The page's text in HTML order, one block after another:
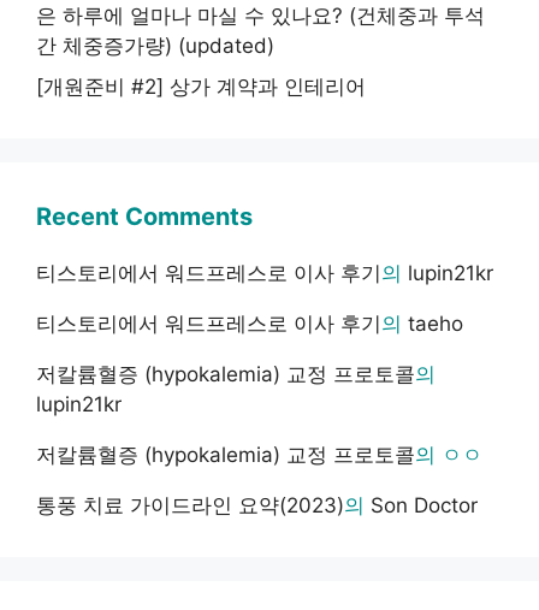
은 하루에 얼마나 마실 수 있나요? (건체중과 투석
간 체중증가량) (updated)
[개원준비 #2] 상가 계약과 인테리어
Recent Comments
티스토리에서 워드프레스로 이사 후기의 lupin21kr
티스토리에서 워드프레스로 이사 후기의 taeho
저칼륨혈증 (hypokalemia) 교정 프로토콜의
lupin21kr
저칼륨혈증 (hypokalemia) 교정 프로토콜의 ㅇㅇ
통풍 치료 가이드라인 요약(2023)의 Son Doctor